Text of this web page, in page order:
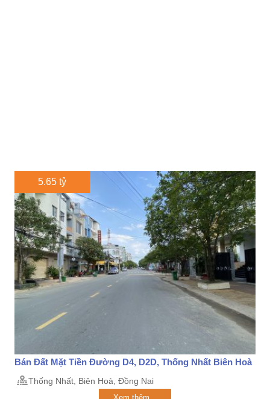
5.65 tỷ
Bán Đất Mặt Tiền Đường D4, D2D, Thống Nhất Biên Hoà
Thống Nhất, Biên Hoà, Đồng Nai